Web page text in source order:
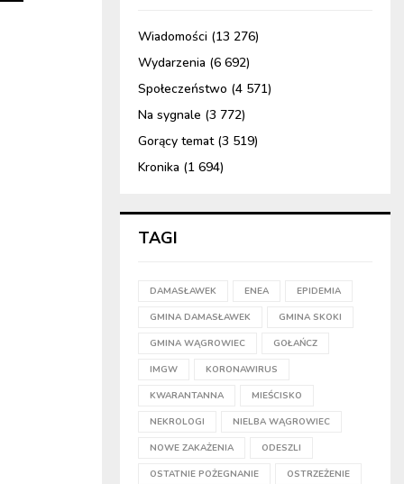
Wiadomości (13 276)
Wydarzenia (6 692)
Społeczeństwo (4 571)
Na sygnale (3 772)
Gorący temat(3 519)
Kronika (1 694)
TAGI
DAMASŁAWEK ENEA EPIDEMIA
GMINA DAMASŁAWEK GMINA SKOKI
GMINA WĄGROWIEC GOŁAŃCZ
IMGW KORONAWIRUS
KWARANTANNA MIEŚCISKO
NEKROLOGI NIELBA WĄGROWIEC
NOWE ZAKAŻENIA ODESZLI
OSTATNIE POŻEGNANIE OSTRZEŻENIE